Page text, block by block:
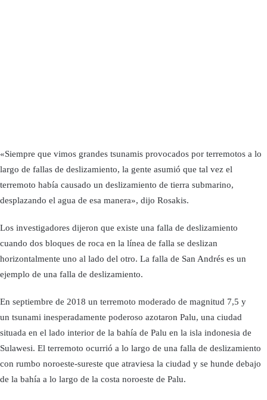
«Siempre que vimos grandes tsunamis provocados por terremotos a lo
largo de fallas de deslizamiento, la gente asumió que tal vez el
terremoto había causado un deslizamiento de tierra submarino,
desplazando el agua de esa manera», dijo Rosakis.
Los investigadores dijeron que existe una falla de deslizamiento
cuando dos bloques de roca en la línea de falla se deslizan
horizontalmente uno al lado del otro. La falla de San Andrés es un
ejemplo de una falla de deslizamiento.
En septiembre de 2018 un terremoto moderado de magnitud 7,5 y
un tsunami inesperadamente poderoso azotaron Palu, una ciudad
situada en el lado interior de la bahía de Palu en la isla indonesia de
Sulawesi. El terremoto ocurrió a lo largo de una falla de deslizamiento
con rumbo noroeste-sureste que atraviesa la ciudad y se hunde debajo
de la bahía a lo largo de la costa noroeste de Palu.